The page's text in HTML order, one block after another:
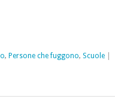
, Persone che fuggono, Scuole|